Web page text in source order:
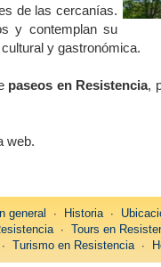
de las cercanías.
y contemplan su
y gastronómica.
paseos en Resistencia,
web.
general ∙ Historia∙
∙Tours en
Turismo en Resistencia∙